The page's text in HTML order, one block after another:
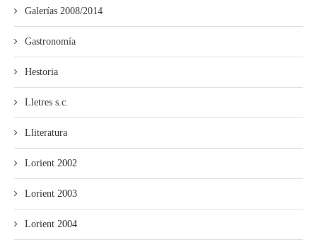
Galerías 2008/2014
Gastronomía
Hestoria
Lletres s.c.
Lliteratura
Lorient 2002
Lorient 2003
Lorient 2004